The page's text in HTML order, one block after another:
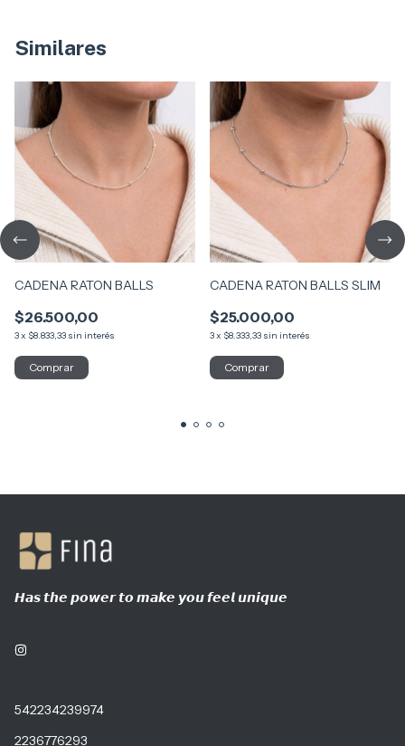
Similares
CADENA RATON BALLS
$26.500,00
3x $8.833,33 sin interés
CADENA RATON BALLS SLIM
$25.000,00
3x $8.333,33 sin interés
𝙃𝙖𝙨 𝙩𝙝𝙚 𝙥𝙤𝙬𝙚𝙧 𝙩𝙤 𝙢𝙖𝙠𝙚 𝙮𝙤𝙪 𝙛𝙚𝙚𝙡 𝙪𝙣𝙞𝙦𝙪𝙚
542234239974
2236776293